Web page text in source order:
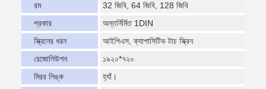
রম
32 জিবি, 64 জিবি, 128 জিবি
প্রকার
অন্তর্নির্মিত 1DIN
স্ক্রিনের ধরন
আইপিএস, ক্যাপাসিটিভ টাচ স্ক্রিন
রেজোলিউশন
১৯২০*৭২০
মিরর লিঙ্ক
হ্যাঁ।